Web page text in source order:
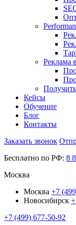
Реклама
Кейсы
Обучение
Блог
Контакты
Заказать звонок
Бесплатно по РФ: 8
Москва
Москва +7
Новосибирск
+7 (499) 677-50-92